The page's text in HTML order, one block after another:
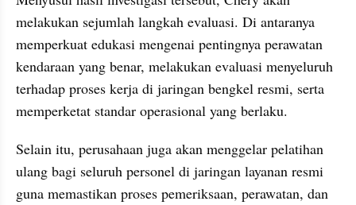
melakukan sejumlah langkah evaluasi. Di antaranya
memperkuat edukasi mengenai pentingnya perawatan
kendaraan yang benar, melakukan evaluasi menyeluruh
terhadap proses kerja di jaringan bengkel resmi, serta
memperketat standar operasional yang berlaku.
Selain itu, perusahaan juga akan menggelar pelatihan
ulang bagi seluruh personel di jaringan layanan resmi
guna memastikan proses pemeriksaan, perawatan, dan